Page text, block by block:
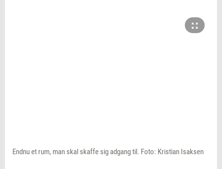
Endnu et rum, man skal skaffe sig adgang til. Foto: Kristian Isaksen